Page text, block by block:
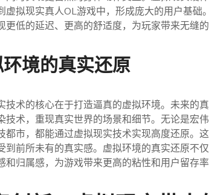
虚拟现实真人OL游戏中，形成庞大的用户基础
更低的延迟、更高的舒适度，为玩家带来无缝的
境的真实还原
技术的核心在于打造逼真的虚拟环境。未来的
技术，重现真实世界的场景和细节。无论是宏
都市，都能通过虚拟现实技术实现高度还原。
到前所未有的真实感。虚拟环境的真实还原不
和归属感，为游戏带来更高的粘性和用户留存率